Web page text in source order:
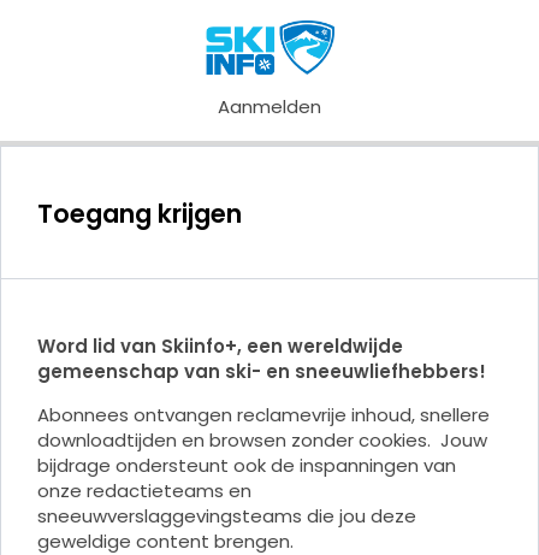
Aanmelden
Toegang krijgen
Word lid van Skiinfo+, een wereldwijde
gemeenschap van ski- en sneeuwliefhebbers!
Abonnees ontvangen reclamevrije inhoud, snellere
downloadtijden en browsen zonder cookies. Jouw
bijdrage ondersteunt ook de inspanningen van
onze redactieteams en
sneeuwverslaggevingsteams die jou deze
geweldige content brengen.